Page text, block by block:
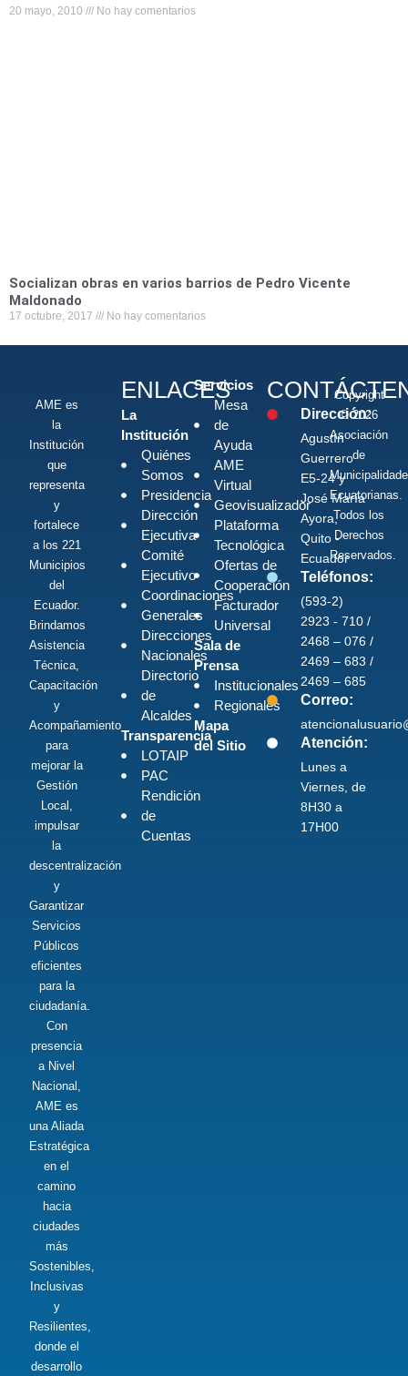
20 mayo, 2010 No hay comentarios
Socializan obras en varios barrios de Pedro Vicente
Maldonado
17 octubre, 2017 No hay comentarios
AME es
la
Institución
que
representa
y
fortalece
a los 221
Municipios
del
Ecuador.
Brindamos
Asistencia
Técnica,
Capacitación
y
Acompañamiento
para
mejorar la
Gestión
Local,
impulsar
la
descentralización
y
Garantizar
Servicios
Públicos
eficientes
para la
ciudadanía.
Con
presencia
a Nivel
Nacional,
AME es
una Aliada
Estratégica
en el
camino
hacia
ciudades
más
Sostenibles,
Inclusivas
y
Resilientes,
donde el
desarrollo
ENLACES
La
Institución
Quiénes
Somos
Presidencia
Dirección
Ejecutiva
Comité
Ejecutivo
Coordinaciones
Generales
Direcciones
Nacionales
Directorio
de
Alcaldes
Transparencia
LOTAIP
PAC
Rendición
de
Cuentas
Servicios
Mesa
de
Ayuda
AME
Virtual
Geovisualizador
Plataforma
Tecnológica
Ofertas de
Cooperación
Facturador
Universal
Sala de
Prensa
Institucionales
Regionales
Mapa
del Sitio
Dirección:
Agustín
Guerrero
E5-24 y
José María
Ayora,
Quito -
Ecuador
Teléfonos:
(593-2)
2923 - 710 /
2468 – 076 /
2469 – 683 /
2469 – 685
Correo:
Atención:
Lunes a
Viernes, de
8H30 a
17H00
Copyright
© 2026
Asociación
de
Ecuatorianas.
Todos los
Derechos
Reservados.